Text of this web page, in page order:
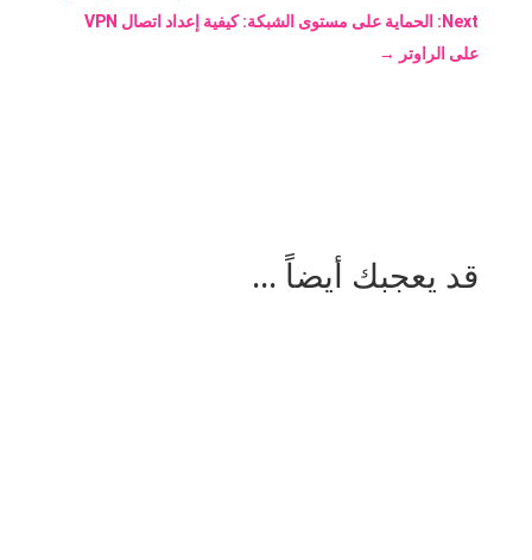
Next: الحماية على مستوى الشبكة: كيفية إعداد اتصال VPN
على الراوتر
→
قد يعجبك أيضاً ...